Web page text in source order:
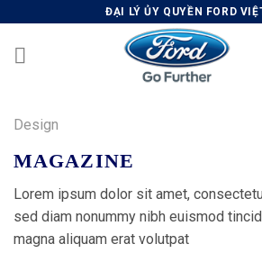
content
ĐẠI LÝ ỦY QUYỀN FORD
Design
MAGAZINE
Lorem ipsum dolor sit amet,
sed diam nonummy nibh euismod
magna aliquam erat volutpat